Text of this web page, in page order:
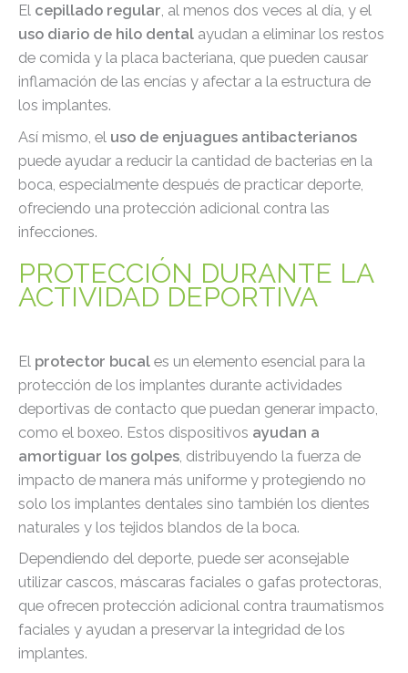
El cepillado regular, al menos dos veces al día, y el
uso diario de hilo dental ayudan a eliminar los restos
de comida y la placa bacteriana, que pueden causar
inflamación de las encías y afectar a la estructura de
los implantes.
Así mismo, el uso de enjuagues antibacterianos
puede ayudar a reducir la cantidad de bacterias en la
boca, especialmente después de practicar deporte,
ofreciendo una protección adicional contra las
infecciones.
PROTECCIÓN DURANTE LA
ACTIVIDAD DEPORTIVA
El protector bucal es un elemento esencial para la
protección de los implantes durante actividades
deportivas de contacto que puedan generar impacto,
como el boxeo. Estos dispositivos ayudan a
amortiguar los golpes , distribuyendo la fuerza de
impacto de manera más uniforme y protegiendo no
solo los implantes dentales sino también los dientes
naturales y los tejidos blandos de la boca.
Dependiendo del deporte, puede ser aconsejable
utilizar cascos, máscaras faciales o gafas protectoras,
que ofrecen protección adicional contra traumatismos
faciales y ayudan a preservar la integridad de los
implantes.